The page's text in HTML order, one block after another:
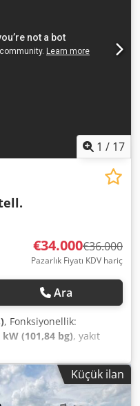
1 / 17
€34.000€36.000
Pazarlık Fiyatı KDV hariç
Ara
, Fonksiyonellik:
kW (101,84 bg), yakıt
yılı:2009, çalışma
saat • Üretici: Wacker
Küçük ilan